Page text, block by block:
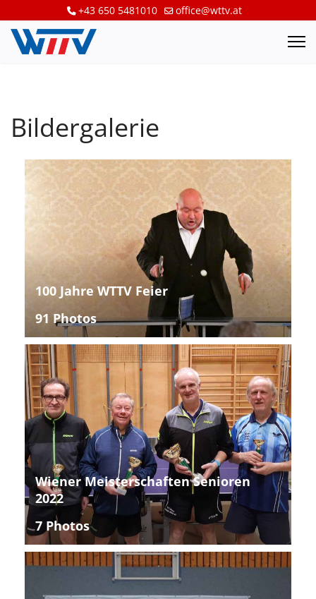
+43 650 5481010 office@wttv.at
Bildergalerie
100 Jahre WTTV Feier
91 Photos
Wiener Meisterschaften Senioren
2022
7 Photos